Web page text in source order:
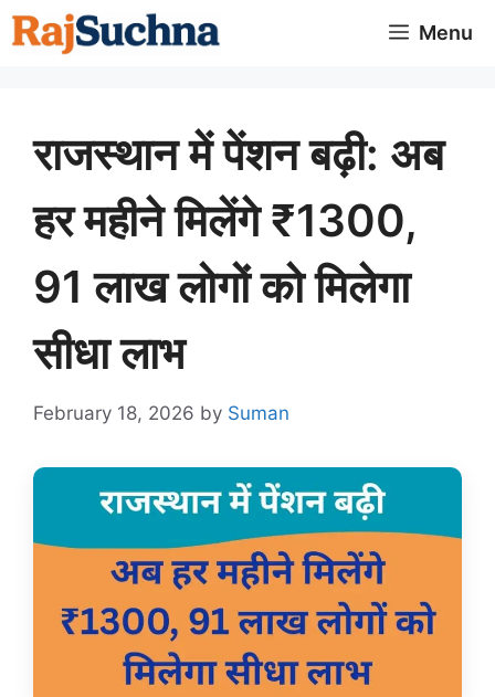
Skip
to
Menu
राजस्थान में पेंशन बढ़ी: अब
हर महीने मिलेंगे ₹1300,
91 लाख लोगों को मिलेगा
सीधा लाभ
February 18, 2026 by Suman